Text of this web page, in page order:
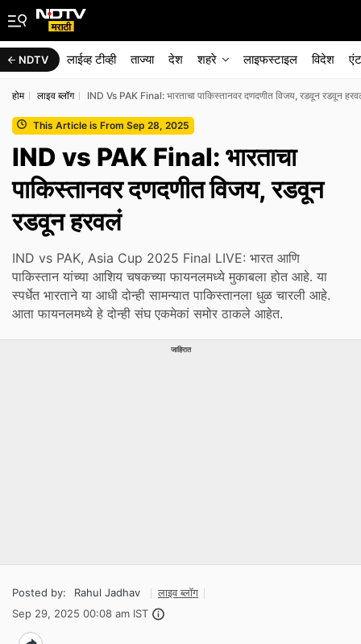
NDTV लाईव्ह टीव्ही ताज्या देश शहरे लाइफस्टाइल विदेश
होम लाइव ब्लॉग IND Vs PAK Final: भारताचा पाकिस्तानवर दणदणीत विजय, रडवून रडवून
This Article is From Sep 28, 2025
IND vs PAK Final: भारताचा
पाकिस्तानवर दणदणीत विजय, रडवून
रडवून हरवलं
IND vs PAK, Asia Cup 2025 Final LIVE: भारत आणि
पाकिस्तान यांच्या आशिय चषकच्या फायनलमध्ये मुकाबला होत आहे. या
स्पर्धेत भारताने या आधी दोन्ही सामन्यात पाकिस्तानला धुळ चारली आहे.
आता फायनलमध्ये हे दोन्ही संघ एकमेकां समोर ठाकले आहेत.
जाहिरात
Posted by: Rahul Jadhav
लाइव ब्लॉग
Sep 29, 2025 00:08 am IST